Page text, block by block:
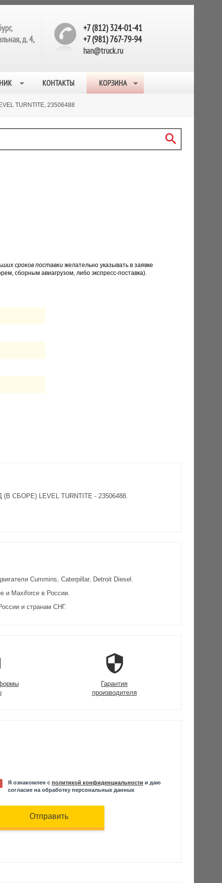
д. 4,
+7 (812) 324-01-41
+7 (981) 767-79-94
han@truck.ru
КОНТАКТЫ КОРЗИНА
TURNTITE, 23506488
сроков поставки желательно указывать в заявке
сборным авиагрузом, либо экспресс-поставка).
СБОРЕ) LEVEL TURNTITE - 23506488.
Cummins, Caterpillar, Detroit Diesel.
и Maxiforce в России.
и странам СНГ.
Гарантия
производителя
Я ознакомлен с политикой конфиденциальности и даю
согласие на обработку персональных данных
Отправить